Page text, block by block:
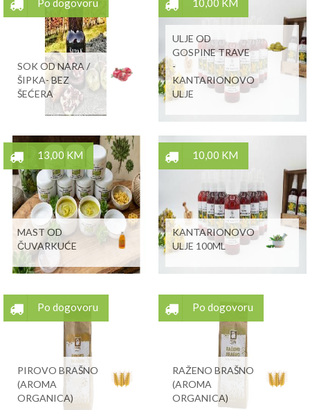
Po dogovoru
SOK OD NARA /
ŠIPKA- BEZ
ŠEĆERA
10,00 KM
ULJE OD
GOSPINE TRAVE
-
KANTARIONOVO
ULJE
13,00 KM
MAST OD
ČUVARKUĆE
10,00 KM
KANTARIONOVO
ULJE 100ML
Po dogovoru
PIROVO BRAŠNO
(AROMA
ORGANICA)
Po dogovoru
RAŽENO BRAŠNO
(AROMA
ORGANICA)